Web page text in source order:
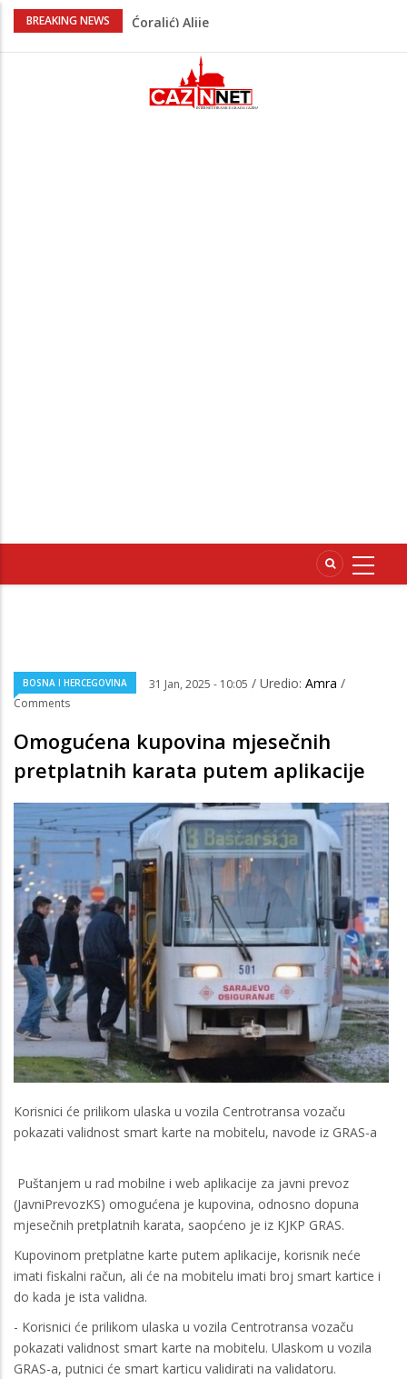
BREAKING NEWS
FIFA stala u odbranu Infantina nakon
Meso koje se topi u ustima: Jednostavan
recept za sočnu junetinu u saftu
Zašto se Real Madrid ovog ljeta ne
BOSNA I HERCEGOVINA 31 Jan, 2025 - 10:05 / Uredio: Amra /
Comments
Omogućena kupovina mjesečnih
pretplatnih karata putem aplikacije
Korisnici će prilikom ulaska u vozila Centrotransa vozaču
pokazati validnost smart karte na mobitelu, navode iz GRAS-a
Puštanjem u rad mobilne i web aplikacije za javni prevoz
(JavniPrevozKS) omogućena je kupovina, odnosno dopuna
mjesečnih pretplatnih karata, saopćeno je iz KJKP GRAS.
Kupovinom pretplatne karte putem aplikacije, korisnik neće
imati fiskalni račun, ali će na mobitelu imati broj smart kartice i
do kada je ista validna.
- Korisnici će prilikom ulaska u vozila Centrotransa vozaču
pokazati validnost smart karte na mobitelu. Ulaskom u vozila
GRAS-a, putnici će smart karticu validirati na validatoru.